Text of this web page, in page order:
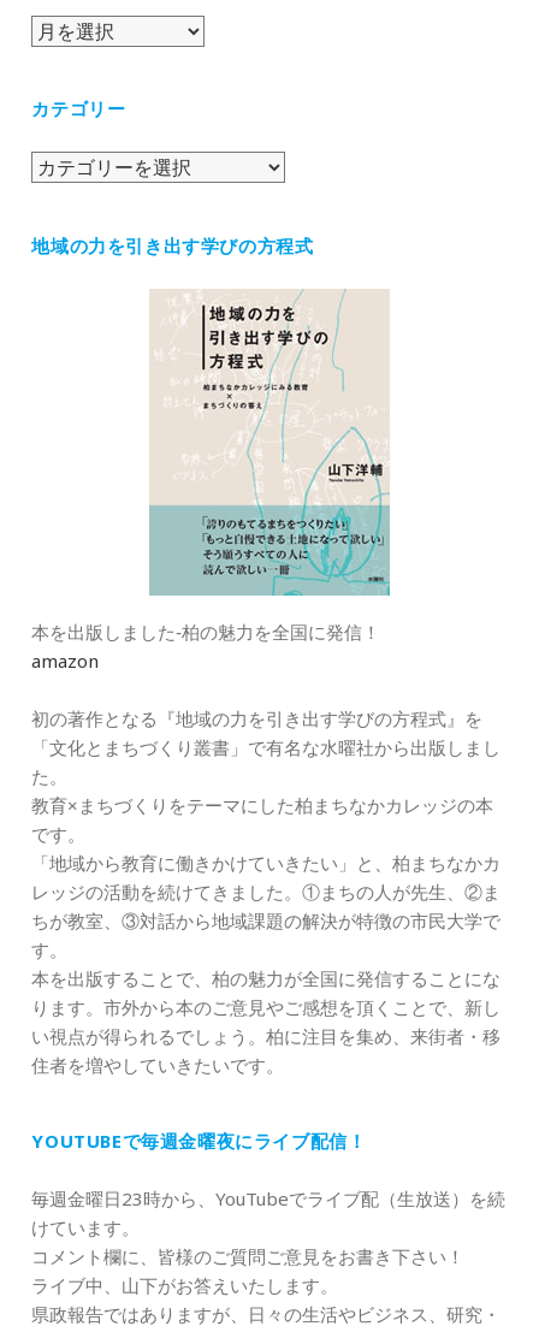
ア
イ
カテゴリー
カ
リ
地域の力を引き出す学びの方程式
本を出版しました‐柏の魅力を全国に発信！
amazon
初の著作となる『地域の力を引き出す学びの方程式』を
「文化とまちづくり叢書」で有名な水曜社から出版しまし
た。
教育×まちづくりをテーマにした柏まちなかカレッジの本
です。
「地域から教育に働きかけていきたい」と、柏まちなかカ
レッジの活動を続けてきました。①まちの人が先生、②ま
ちが教室、③対話から地域課題の解決が特徴の市民大学で
す。
本を出版することで、柏の魅力が全国に発信することにな
ります。市外から本のご意見やご感想を頂くことで、新し
い視点が得られるでしょう。柏に注目を集め、来街者・移
住者を増やしていきたいです。
YOUTUBEで毎週金曜夜にライブ配信！
毎週金曜日23時から、YouTubeでライブ配（生放送）を続
けています。
コメント欄に、皆様のご質問ご意見をお書き下さい！
ライブ中、山下がお答えいたします。
県政報告ではありますが、日々の生活やビジネス、研究・